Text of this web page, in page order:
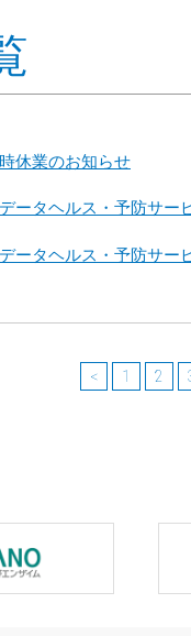
休業のお知らせ
データヘルス・予防サー
データヘルス・予防サ
< 1 2